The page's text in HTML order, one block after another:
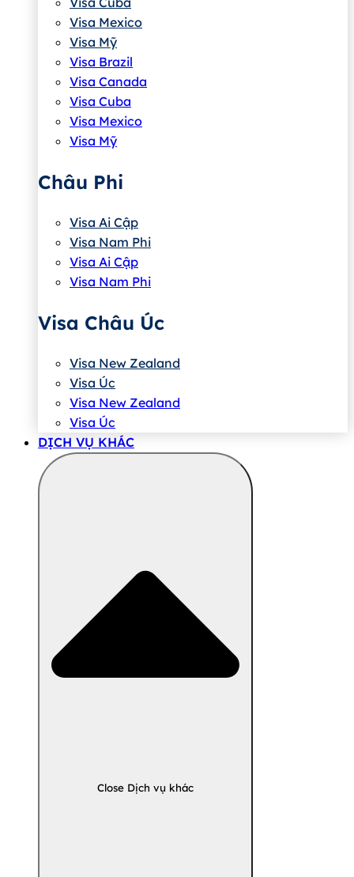
Visa Mexico
Visa Mỹ
Visa Brazil
Visa Canada
Visa Cuba
Visa Mexico
Visa Mỹ
Châu Phi
Visa Ai Cập
Visa Nam Phi
Visa Ai Cập
Visa Nam Phi
Visa Châu Úc
Visa New Zealand
Visa Úc
Visa New Zealand
Visa Úc
DỊCH VỤ KHÁC
Close Dịch vụ khác